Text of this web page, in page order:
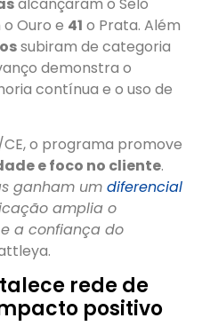
Ouro e 41 o Prata. Além
subiram de categoria
demonstra o
contínua e o uso de
o programa promove
e foco no cliente.
ganham um diferencial
amplia o
a confiança do
rede de
positivo